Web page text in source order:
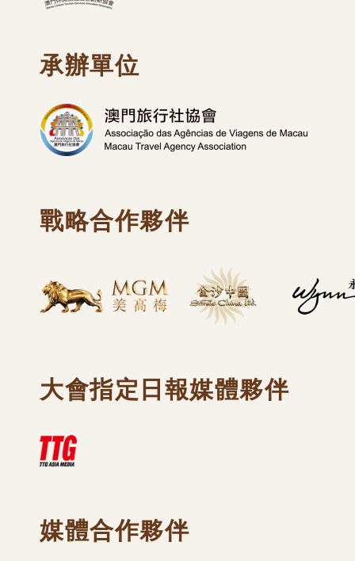
承辦單位
戰略合作夥伴
大會指定日報媒體夥伴
媒體合作夥伴